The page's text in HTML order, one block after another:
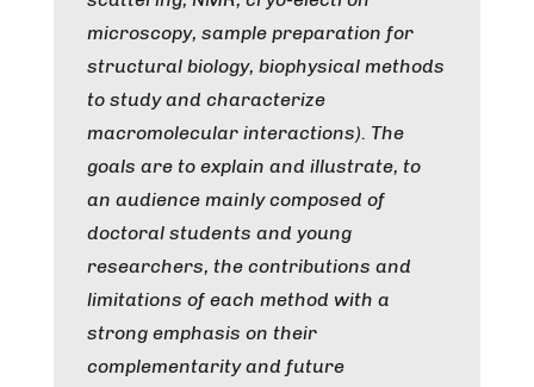
microscopy, sample preparation for
structural biology, biophysical methods
to study and characterize
macromolecular interactions). The
goals are to explain and illustrate, to
an audience mainly composed of
doctoral students and young
researchers, the contributions and
limitations of each method with a
strong emphasis on their
complementarity and future